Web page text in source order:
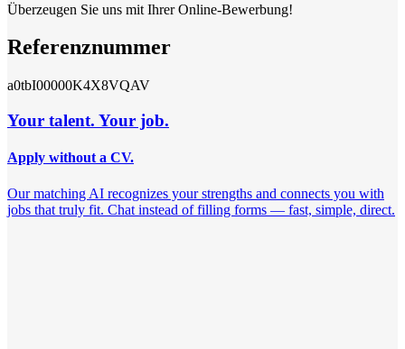
Überzeugen Sie uns mit Ihrer Online-Bewerbung!
Referenznummer
a0tbI00000K4X8VQAV
Your talent. Your job.
Apply without a CV.
Our matching AI recognizes your strengths and connects you with
jobs that truly fit. Chat instead of filling forms — fast, simple, direct.